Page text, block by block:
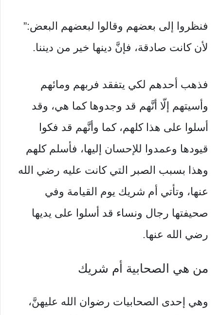
فنظروا إلى بعضهم وقالوا لبعضهم البعض:”
لأن كانت صادقة، فإنَّ دينها خير من ديننا.
فذهب أحدهم لكي يتفقد فربهم ومائهم
وأسيتهم إلّا أنَّهم قد وجدوها كما هي، وقد
أسلوا على هذا كلهم، كما وأنَّهم قد فكوا
قيودها وعمدوا للإحسان إليها، فأسلم كلهم
وهذا بسبب الصبر التي كانت عليه رضي الله
عنها، وتأتي أم شريك يوم القيامة وفي
صحيفتها رجال ونساء قد أسلوا على يديها
رضي الله عنها.
من هي الصحابية أم شريك
وهي إحدى الصحابيات رضوان الله عليهنَّ،